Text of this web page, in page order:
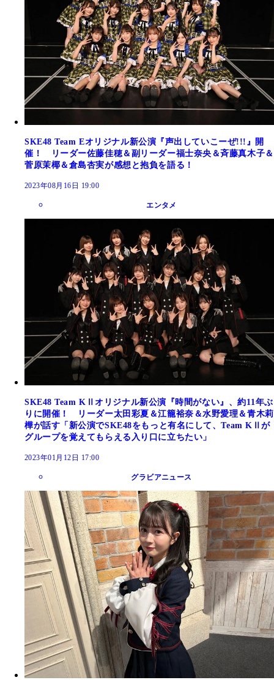
SKE48 Team Eオリジナル新公演『声出していこーぜ!!!』開
催！ リーダー佐藤佳穂＆副リーダー福士奈央＆斉藤真木子＆
菅原茉椰＆倉島杏実が感想と抱負を語る！
2023年08月16日 19:00
エンタメ
SKE48 Team KⅡオリジナル新公演『時間がない』、約11年ぶ
りに開催！ リーダー太田彩夏＆江籠裕奈＆水野愛理＆青木莉
樺が話す「新公演でSKE48をもっと有名にして、Team KⅡが
グループを覚えてもらえる入り口に立ちたい」
2023年01月12日 17:00
グラビアニュース